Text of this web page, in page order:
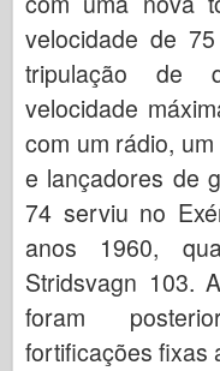
velocidade de
tripulação de
velocidade
com um rádio,
e lançadores de
74 serviu no
anos 1960,
Stridsvagn 103.
foram
fortificações fixas